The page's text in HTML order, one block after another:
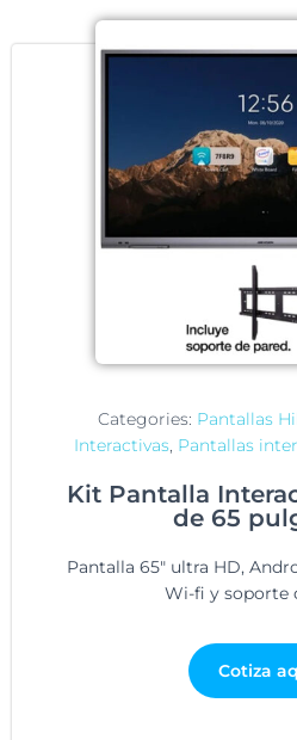
Categories: Pantallas
Interactivas Pantallas
Kit Pantalla
de 65
Pantalla 65″ ultra HD,
Wi-fi y soporte
Cotiza